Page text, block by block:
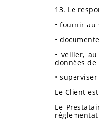
13. Le
• fournir au
•
• veiller,
données
•
Le Client
Le